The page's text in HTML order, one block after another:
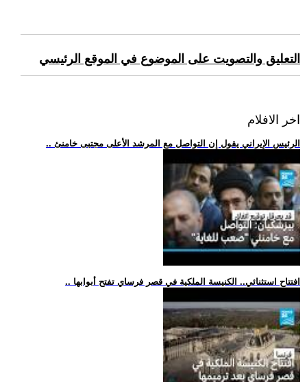
التعليق والتصويت على الموضوع في الموقع الرئيسي
اخر الافلام
.. الرئيس الإيراني يقول إن التواصل مع المرشد الأعلى مجتبى خامنئ
.. افتتاح استثنائي.. الكنيسة الملكية في قصر فرساي تفتح أبوابها